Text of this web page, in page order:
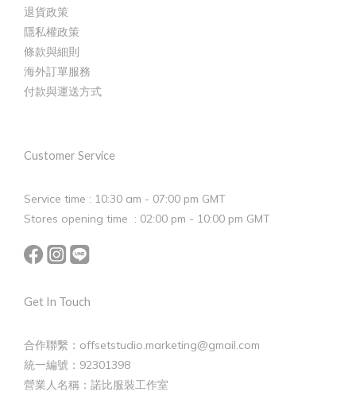
退貨政策
隱私權政策
條款與細則
海外訂單服務
付款與運送方式
Customer Service
Service time : 10:30 am - 07:00 pm GMT
Stores opening time : 02:00 pm - 10:00 pm GMT
Get In Touch
合作聯繫：offsetstudio.marketing@gmail.com
統一編號：92301398
營業人名稱：諾比服裝工作室